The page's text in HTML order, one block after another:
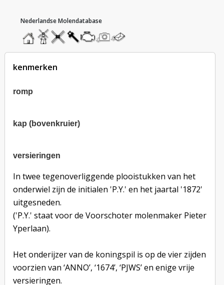
homemolendatabase
roedendatabase
assendatabase
motorendatabase
stuur
een
foto
stuur
een
bericht
kenmerken
romp
kap (bovenkruier)
versieringen
versieringen
In twee tegenoverliggende plooistukken van het
onderwiel zijn de initialen 'P.Y.' en het jaartal '1872'
uitgesneden.
('P.Y.' staat voor de Voorschoter molenmaker Pieter
Yperlaan).
Het onderijzer van de koningspil is op de vier zijden
voorzien van ‘ANNO’, ‘1674’, ‘PJWS’ en enige vrije
versieringen.